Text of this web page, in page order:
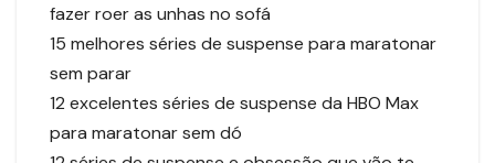
fazer roer as unhas no sofá
15 melhores séries de suspense para maratonar
sem parar
12 excelentes séries de suspense da HBO Max
para maratonar sem dó